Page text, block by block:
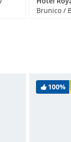
Brunico /
100%